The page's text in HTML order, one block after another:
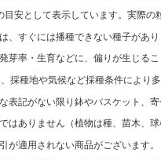
安として表示しています。実際の
、すぐには播種できない種子があ
芽率・生育などに、偏りが生じるこ
採種地や気候など採種条件により
表記がない限り鉢やバスケット、寄
はありません（植物は種、苗木、
が適用されない商品がございます。